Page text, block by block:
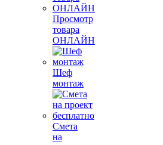
Просмотр
товара
ОНЛАЙН
Шеф
монтаж
Смета
на